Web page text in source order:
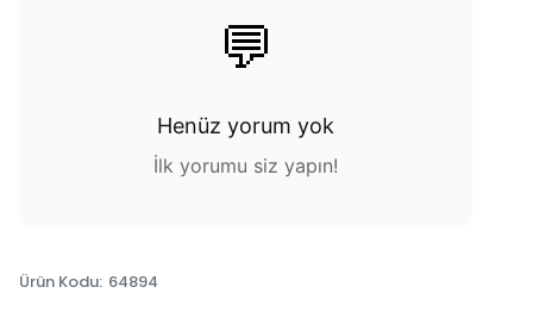
💬
Henüz yorum yok
İlk yorumu siz yapın!
Ürün Kodu: 64894